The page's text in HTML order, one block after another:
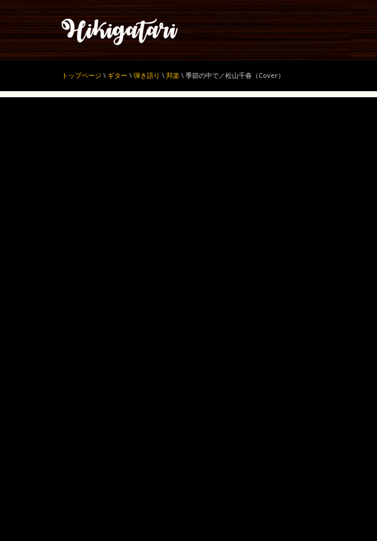
トップページ \ ギター \ 弾き語り \ 邦楽 \ 季節の中で／松山千春（Cover）